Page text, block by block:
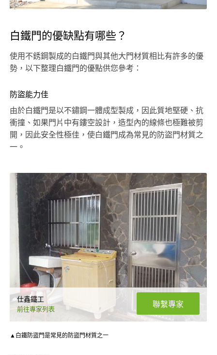
白鐵門的優缺點有哪些？
使用不銹鋼製成的白鐵門與其他大門材質相比有許多的優
勢，以下整理白鐵門的優點供您參考：
防盜能力佳
由於白鐵門是以不鏽鋼一體成型製成，因此質地堅硬、抗
衝撞、如果門片中有鏤空設計，造型內的線條也極難被剪
開，因此安全性極佳，使白鐵門成為常見的防盜門材質之
一。
仕鑫鐵工
前往專家列表
聯繫專家
▲白鐵防盜門是常見的防盜門材質之一